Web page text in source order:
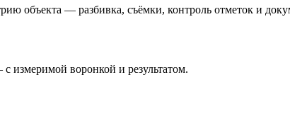
объекта — разбивка, съёмки, контроль отметок и
измеримой воронкой и результатом.